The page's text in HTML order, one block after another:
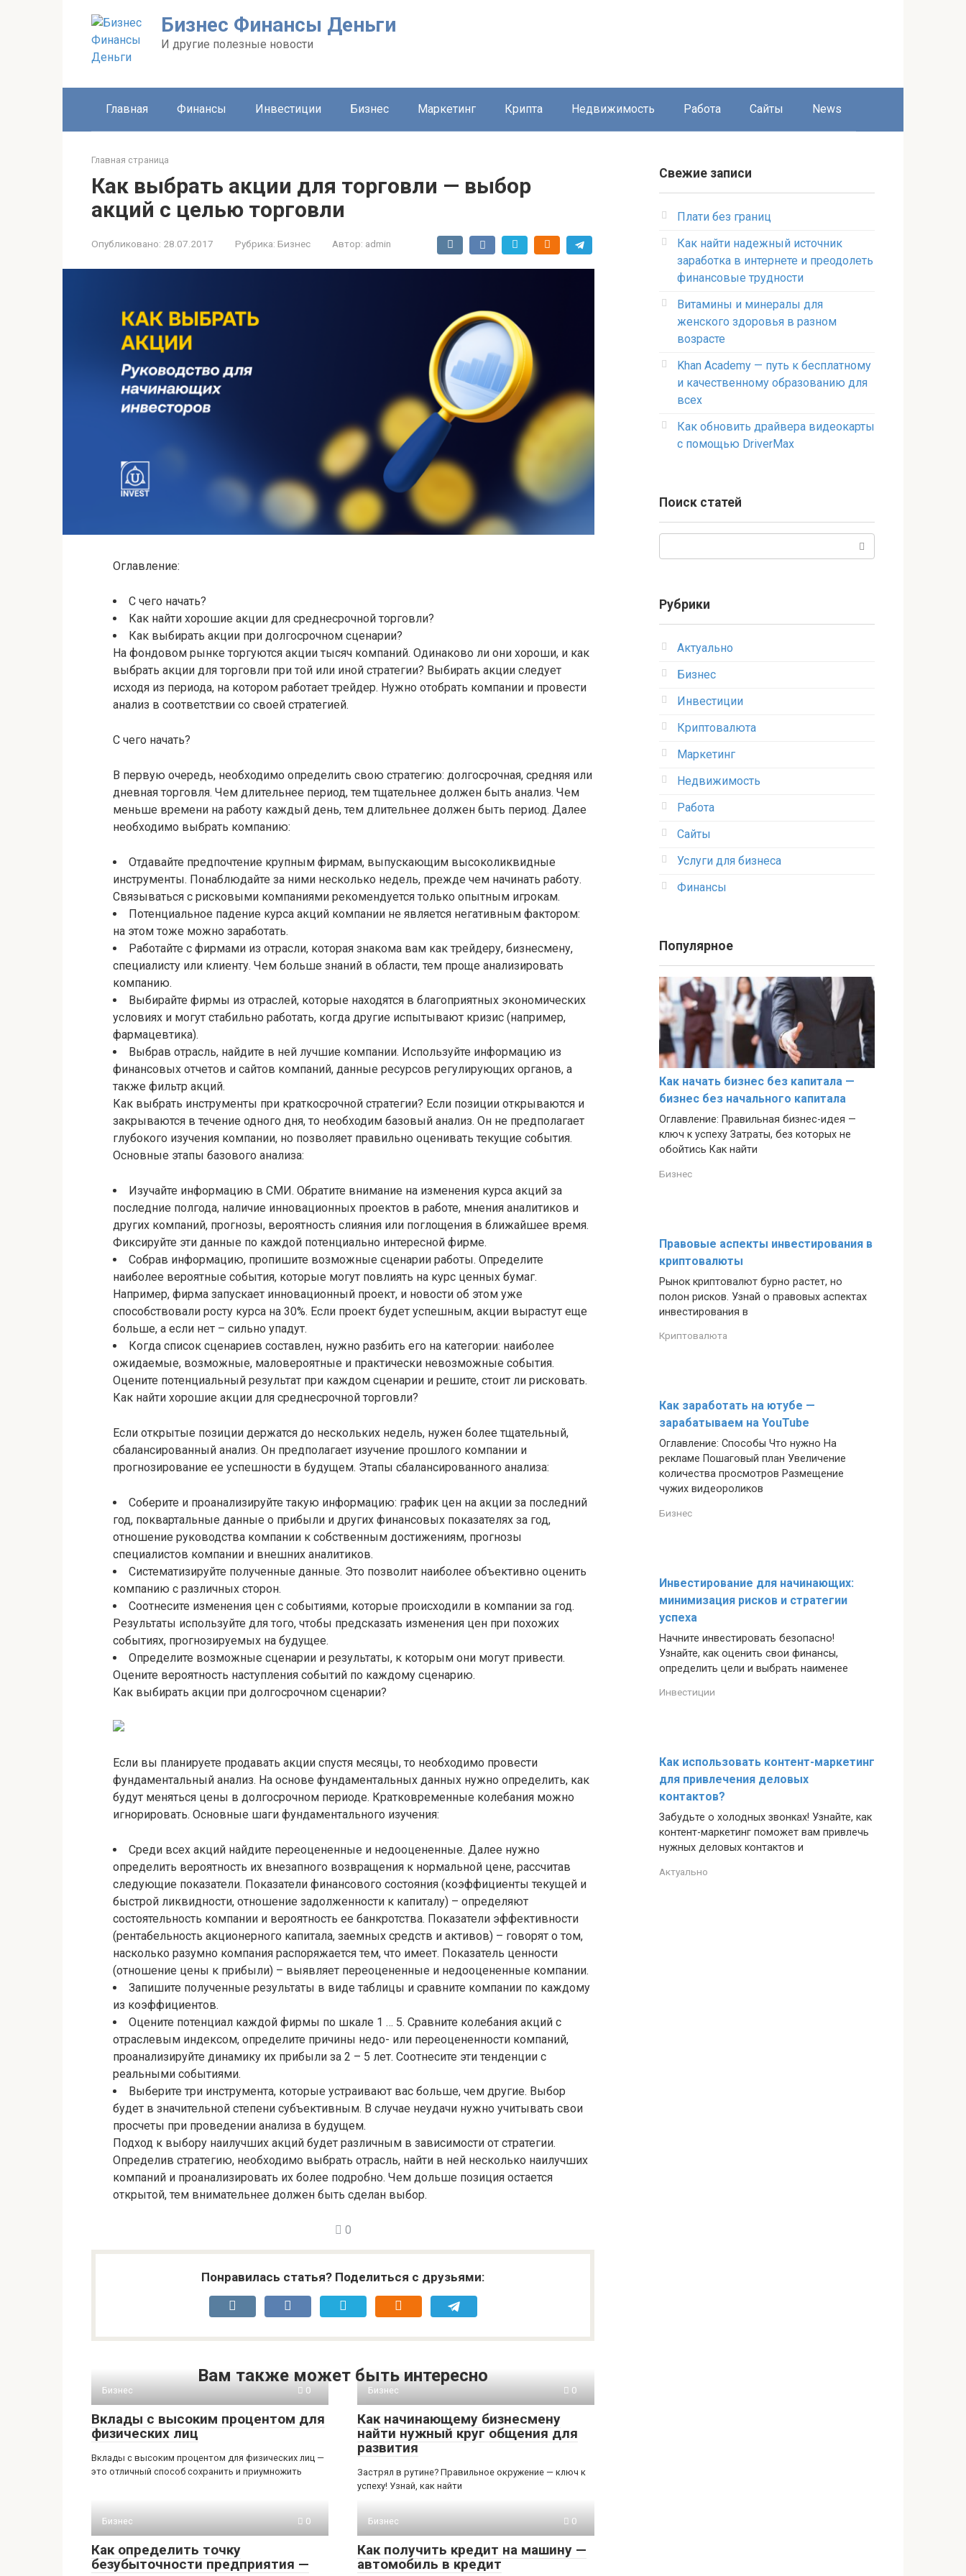
Бизнес Финансы Деньги
И другие полезные новости
Главная Финансы Инвестиции Бизнес Маркетинг Крипта Недвижимость Работа Сайты News
Главная страница
Как выбрать акции для торговли — выбор
акций с целью торговли
Опубликовано: 28.07.2017 Рубрика: Бизнес Автор: admin
Оглавление:
С чего начать?
Как найти хорошие акции для среднесрочной торговли?
Как выбирать акции при долгосрочном сценарии?
На фондовом рынке торгуются акции тысяч компаний. Одинаково ли они хороши, и как
выбрать акции для торговли при той или иной стратегии? Выбирать акции следует
исходя из периода, на котором работает трейдер. Нужно отобрать компании и провести
анализ в соответствии со своей стратегией.
С чего начать?
В первую очередь, необходимо определить свою стратегию: долгосрочная, средняя или
дневная торговля. Чем длительнее период, тем тщательнее должен быть анализ. Чем
меньше времени на работу каждый день, тем длительнее должен быть период. Далее
необходимо выбрать компанию:
Отдавайте предпочтение крупным фирмам, выпускающим высоколиквидные
инструменты. Понаблюдайте за ними несколько недель, прежде чем начинать работу.
Связываться с рисковыми компаниями рекомендуется только опытным игрокам.
Потенциальное падение курса акций компании не является негативным фактором:
на этом тоже можно заработать.
Работайте с фирмами из отрасли, которая знакома вам как трейдеру, бизнесмену,
специалисту или клиенту. Чем больше знаний в области, тем проще анализировать
компанию.
Выбирайте фирмы из отраслей, которые находятся в благоприятных экономических
условиях и могут стабильно работать, когда другие испытывают кризис (например,
фармацевтика).
Выбрав отрасль, найдите в ней лучшие компании. Используйте информацию из
финансовых отчетов и сайтов компаний, данные ресурсов регулирующих органов, а
также фильтр акций.
Как выбрать инструменты при краткосрочной стратегии? Если позиции открываются и
закрываются в течение одного дня, то необходим базовый анализ. Он не предполагает
глубокого изучения компании, но позволяет правильно оценивать текущие события.
Основные этапы базового анализа:
Изучайте информацию в СМИ. Обратите внимание на изменения курса акций за
последние полгода, наличие инновационных проектов в работе, мнения аналитиков и
других компаний, прогнозы, вероятность слияния или поглощения в ближайшее время.
Фиксируйте эти данные по каждой потенциально интересной фирме.
Собрав информацию, пропишите возможные сценарии работы. Определите
наиболее вероятные события, которые могут повлиять на курс ценных бумаг.
Например, фирма запускает инновационный проект, и новости об этом уже
способствовали росту курса на 30%. Если проект будет успешным, акции вырастут еще
больше, а если нет – сильно упадут.
Когда список сценариев составлен, нужно разбить его на категории: наиболее
ожидаемые, возможные, маловероятные и практически невозможные события.
Оцените потенциальный результат при каждом сценарии и решите, стоит ли рисковать.
Как найти хорошие акции для среднесрочной торговли?
Если открытые позиции держатся до нескольких недель, нужен более тщательный,
сбалансированный анализ. Он предполагает изучение прошлого компании и
прогнозирование ее успешности в будущем. Этапы сбалансированного анализа:
Соберите и проанализируйте такую информацию: график цен на акции за последний
год, поквартальные данные о прибыли и других финансовых показателях за год,
отношение руководства компании к собственным достижениям, прогнозы
специалистов компании и внешних аналитиков.
Систематизируйте полученные данные. Это позволит наиболее объективно оценить
компанию с различных сторон.
Соотнесите изменения цен с событиями, которые происходили в компании за год.
Результаты используйте для того, чтобы предсказать изменения цен при похожих
событиях, прогнозируемых на будущее.
Определите возможные сценарии и результаты, к которым они могут привести.
Оцените вероятность наступления событий по каждому сценарию.
Как выбирать акции при долгосрочном сценарии?
Если вы планируете продавать акции спустя месяцы, то необходимо провести
фундаментальный анализ. На основе фундаментальных данных нужно определить, как
будут меняться цены в долгосрочном периоде. Кратковременные колебания можно
игнорировать. Основные шаги фундаментального изучения:
Среди всех акций найдите переоцененные и недооцененные. Далее нужно
определить вероятность их внезапного возвращения к нормальной цене, рассчитав
следующие показатели. Показатели финансового состояния (коэффициенты текущей и
быстрой ликвидности, отношение задолженности к капиталу) – определяют
состоятельность компании и вероятность ее банкротства. Показатели эффективности
(рентабельность акционерного капитала, заемных средств и активов) – говорят о том,
насколько разумно компания распоряжается тем, что имеет. Показатель ценности
(отношение цены к прибыли) – выявляет переоцененные и недооцененные компании.
Запишите полученные результаты в виде таблицы и сравните компании по каждому
из коэффициентов.
Оцените потенциал каждой фирмы по шкале 1 … 5. Сравните колебания акций с
отраслевым индексом, определите причины недо- или переоцененности компаний,
проанализируйте динамику их прибыли за 2 – 5 лет. Соотнесите эти тенденции с
реальными событиями.
Выберите три инструмента, которые устраивают вас больше, чем другие. Выбор
будет в значительной степени субъективным. В случае неудачи нужно учитывать свои
просчеты при проведении анализа в будущем.
Подход к выбору наилучших акций будет различным в зависимости от стратегии.
Определив стратегию, необходимо выбрать отрасль, найти в ней несколько наилучших
компаний и проанализировать их более подробно. Чем дольше позиция остается
открытой, тем внимательнее должен быть сделан выбор.
0
Понравилась статья? Поделиться с друзьями:
Вам также может быть интересно
Бизнес 0
Вклады с высоким процентом для
физических лиц
Вклады с высоким процентом для физических лиц —
это отличный способ сохранить и приумножить
Бизнес 0
Как начинающему бизнесмену
найти нужный круг общения для
развития
Застрял в рутине? Правильное окружение — ключ к
успеху! Узнай, как найти
Бизнес 0
Как определить точку
безубыточности предприятия —
Бизнес 0
Как получить кредит на машину —
автомобиль в кредит
Свежие записи
Плати без границ
Как найти надежный источник
заработка в интернете и преодолеть
финансовые трудности
Витамины и минералы для
женского здоровья в разном
возрасте
Khan Academy — путь к бесплатному
и качественному образованию для
всех
Как обновить драйвера видеокарты
с помощью DriverMax
Поиск статей
Рубрики
Актуально
Бизнес
Инвестиции
Криптовалюта
Маркетинг
Недвижимость
Работа
Сайты
Услуги для бизнеса
Финансы
Популярное
Как начать бизнес без капитала —
бизнес без начального капитала
Оглавление: Правильная бизнес-идея —
ключ к успеху Затраты, без которых не
обойтись Как найти
Бизнес
Правовые аспекты инвестирования в
криптовалюты
Рынок криптовалют бурно растет, но
полон рисков. Узнай о правовых аспектах
инвестирования в
Криптовалюта
Как заработать на ютубе —
зарабатываем на YouTube
Оглавление: Способы Что нужно На
рекламе Пошаговый план Увеличение
количества просмотров Размещение
чужих видеороликов
Бизнес
Инвестирование для начинающих:
минимизация рисков и стратегии
успеха
Начните инвестировать безопасно!
Узнайте, как оценить свои финансы,
определить цели и выбрать наименее
Инвестиции
Как использовать контент-маркетинг
для привлечения деловых
контактов?
Забудьте о холодных звонках! Узнайте, как
контент-маркетинг поможет вам привлечь
нужных деловых контактов и
Актуально